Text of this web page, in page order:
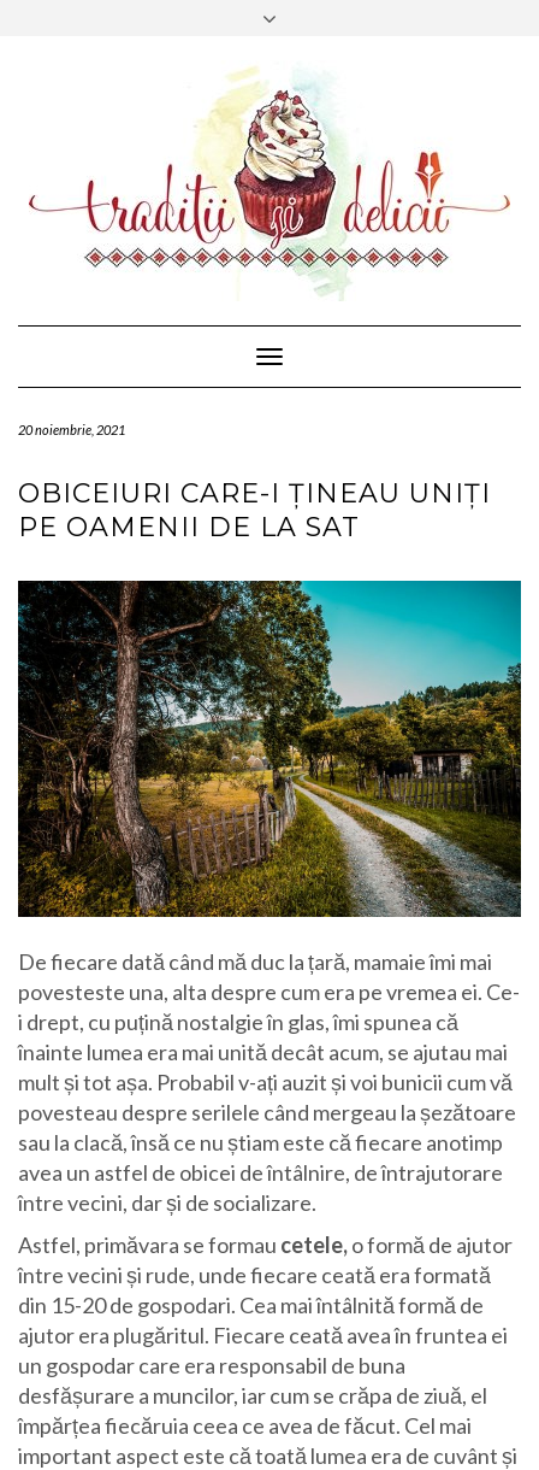
Toggle
Navigation
20 noiembrie, 2021
OBICEIURI CARE-I ȚINEAU UNIȚI
PE OAMENII DE LA SAT
De fiecare dată când mă duc la țară, mamaie îmi mai
povesteste una, alta despre cum era pe vremea ei. Ce-
i drept, cu puțină nostalgie în glas, îmi spunea că
înainte lumea era mai unită decât acum, se ajutau mai
mult și tot așa. Probabil v-ați auzit și voi bunicii cum vă
povesteau despre serilele când mergeau la șezătoare
sau la clacă, însă ce nu știam este că fiecare anotimp
avea un astfel de obicei de întâlnire, de întrajutorare
între vecini, dar și de socializare.
Astfel, primăvara se formau cetele,o formă de ajutor
între vecini și rude, unde fiecare ceată era formată
din 15-20 de gospodari. Cea mai întâlnită formă de
ajutor era plugăritul. Fiecare ceată avea în fruntea ei
un gospodar care era responsabil de buna
desfășurare a muncilor, iar cum se crăpa de ziuă, el
împărțea fiecăruia ceea ce avea de făcut. Cel mai
important aspect este că toată lumea era de cuvânt și